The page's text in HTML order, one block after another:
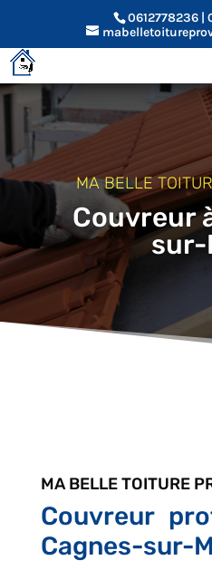
0612778236 |
MA BELLE
Couvreur
sur-
MA BELLE TOITURE
Couvreur
Cagnes-sur-